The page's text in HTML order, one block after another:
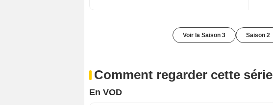
Voir la Saison 3 Saison 2
Comment regarder cette série
En VOD